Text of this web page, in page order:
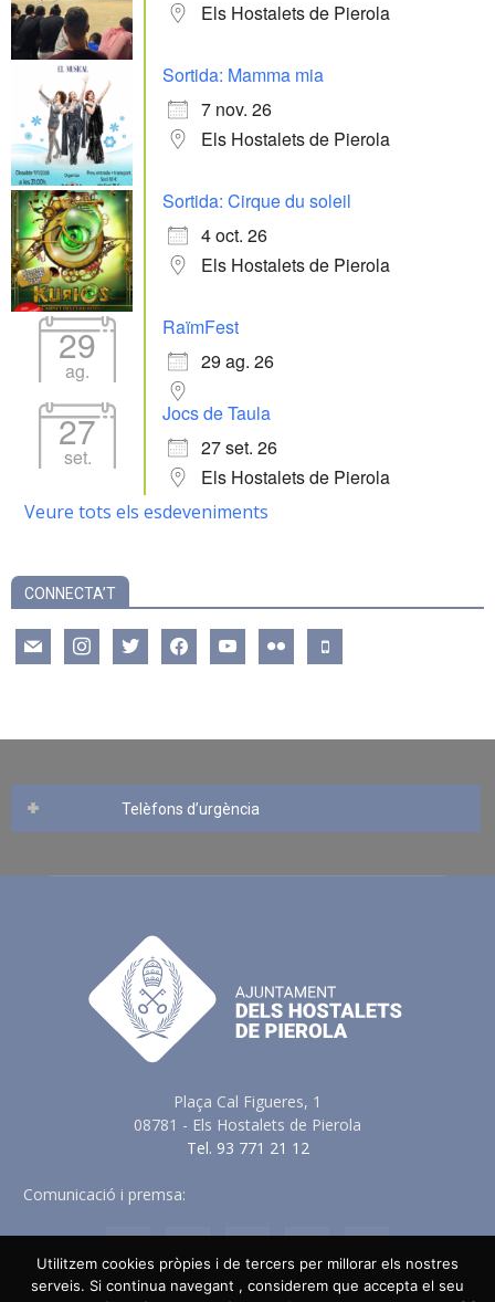
Els Hostalets de Pierola
Sortida: Mamma mia
7 nov. 26
Els Hostalets de Pierola
Sortida: Cirque du soleil
4 oct. 26
Els Hostalets de Pierola
29
ag.
RaïmFest
29 ag. 26
27
set.
Jocs de Taula
27 set. 26
Els Hostalets de Pierola
Veure tots els esdeveniments
CONNECTA’T
mail instagramtwitter facebookyoutube flickr mobile
Telèfons d’urgència
Plaça Cal Figueres, 1
08781 - Els Hostalets de Pierola
Tel. 93 771 21 12
Comunicació i premsa:
Utilitzem cookies pròpies i de tercers per millorar els nostres
serveis. Si continua navegant , considerem que accepta el seu